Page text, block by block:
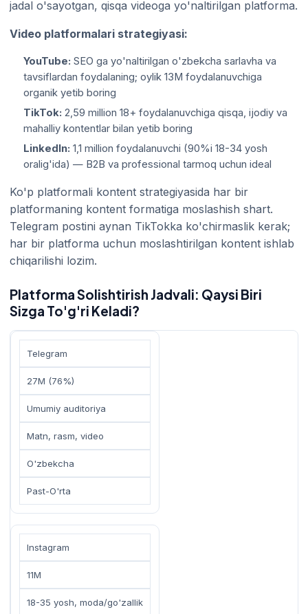
jadal o'sayotgan, qisqa videoga yo'naltirilgan platforma.
Video platformalari strategiyasi:
YouTube: SEO ga yo'naltirilgan o'zbekcha sarlavha va
tavsiflardan foydalaning; oylik 13M foydalanuvchiga
organik yetib boring
TikTok: 2,59 million 18+ foydalanuvchiga qisqa, ijodiy va
mahalliy kontentlar bilan yetib boring
LinkedIn: 1,1 million foydalanuvchi (90%i 18-34 yosh
oralig'ida) — B2B va professional tarmoq uchun ideal
Ko'p platformali kontent strategiyasida har bir
platformaning kontent formatiga moslashish shart.
Telegram postini aynan TikTokka ko'chirmaslik kerak;
har bir platforma uchun moslashtirilgan kontent ishlab
chiqarilishi lozim.
Platforma Solishtirish Jadvali: Qaysi Biri
Sizga To'g'ri Keladi?
Telegram
27M (76%)
Umumiy auditoriya
Matn, rasm, video
O'zbekcha
Past-O'rta
Instagram
11M
18-35 yosh, moda/go'zallik